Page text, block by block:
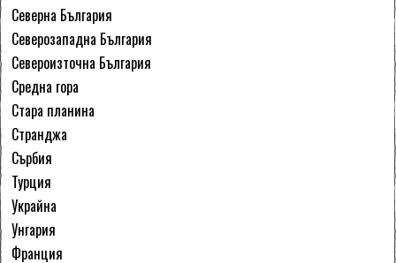
Северна България
Северозападна България
Североизточна България
Средна гора
Стара планина
Странджа
Сърбия
Турция
Украйна
Унгария
Франция